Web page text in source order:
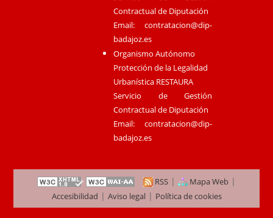
Contractual de Diputación
Email:contratacion@dip-
badajoz.es
Organismo Autónomo
Protección de la Legalidad
Urbanística RESTAURA
Servicio de Gestión
Contractual de Diputación
Email:contratacion@dip-
badajoz.es
RSS | Mapa Web |
Accesibilidad | Aviso legal| Política de cookies